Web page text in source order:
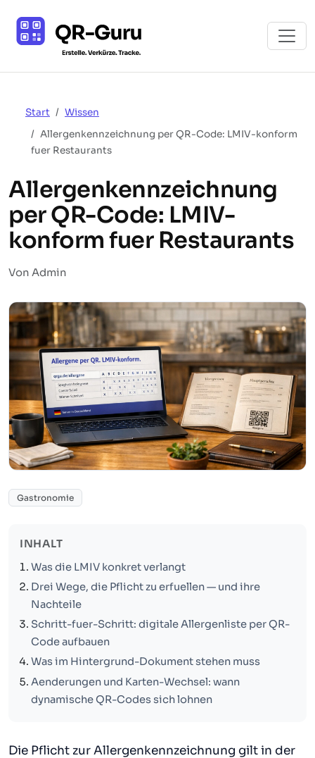
Start
Wissen
Allergenkennzeichnung per QR-Code: LMIV-konform
fuer Restaurants
Allergenkennzeichnung
per QR-Code: LMIV-
konform fuer Restaurants
Von Admin
Gastronomie
INHALT
Was die LMIV konkret verlangt
Drei Wege, die Pflicht zu erfuellen — und ihre
Nachteile
Schritt-fuer-Schritt: digitale Allergenliste per QR-
Code aufbauen
Was im Hintergrund-Dokument stehen muss
Aenderungen und Karten-Wechsel: wann
dynamische QR-Codes sich lohnen
Die Pflicht zur Allergenkennzeichnung gilt in der